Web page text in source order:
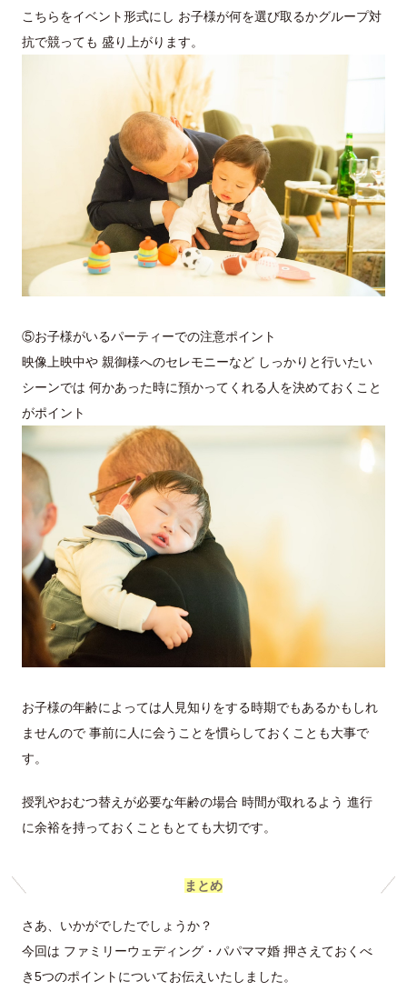
こちらをイベント形式にし お子様が何を選び取るかグループ対
抗で競っても 盛り上がります。
⑤お子様がいるパーティーでの注意ポイント
映像上映中や 親御様へのセレモニーなど しっかりと行いたい
シーンでは 何かあった時に預かってくれる人を決めておくこと
がポイント
お子様の年齢によっては人見知りをする時期でもあるかもしれ
ませんので 事前に人に会うことを慣らしておくことも大事で
す。
授乳やおむつ替えが必要な年齢の場合 時間が取れるよう 進行
に余裕を持っておくこともとても大切です。
まとめ
さあ、いかがでしたでしょうか？
今回は ファミリーウェディング・パパママ婚 押さえておくべ
き5つのポイントについてお伝えいたしました。